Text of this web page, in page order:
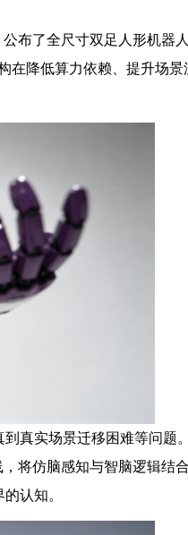
布了全尺寸双足人形机器人
在降低算力依赖、提升场景
真实场景迁移困难等问题
将仿脑感知与智脑逻辑结合
认知。